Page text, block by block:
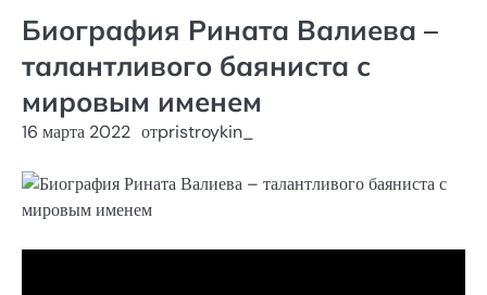
Биография Рината Валиева –
талантливого баяниста с
мировым именем
16 марта 2022 отpristroykin_